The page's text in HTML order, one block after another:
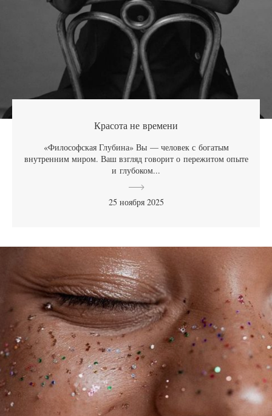
Красота не времени
«Философская Глубина» Вы — человек с богатым
внутренним миром. Ваш взгляд говорит о пережитом опыте
и глубоком...
25 ноября 2025